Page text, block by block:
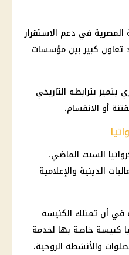
المصرية في دعم الاستقرار
تعاون كبير بين مؤسسات
يتميز بترابطه التاريخي
أو الانقسام.
السبت الماضي،
الدينية والإعلامية
في أن تمتلك الكنيسة
كنيسة خاصة بها لخدمة
والأنشطة الروحية.